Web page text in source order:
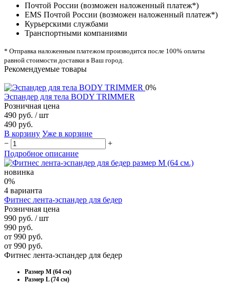
Почтой России (возможен наложенный платеж*)
EMS Почтой России (возможен наложенный платеж*)
Курьерскими службами
Транспортными компаниями
* Отправка наложенным платежом производится после 100% оплаты
равной стоимости доставки в Ваш город.
Рекомендуемые товары
0%
Эспандер для тела BODY TRIMMER
Розничная цена
490 руб. / шт
490 руб.
В корзину Уже в корзине
−
+
Подробное описание
новинка
0%
4 варианта
Фитнес лента-эспандер для бедер
Розничная цена
990 руб. / шт
990 руб.
от 990 руб.
от 990 руб.
Фитнес лента-эспандер для бедер
Размер М (64 см)
Размер L (74 см)